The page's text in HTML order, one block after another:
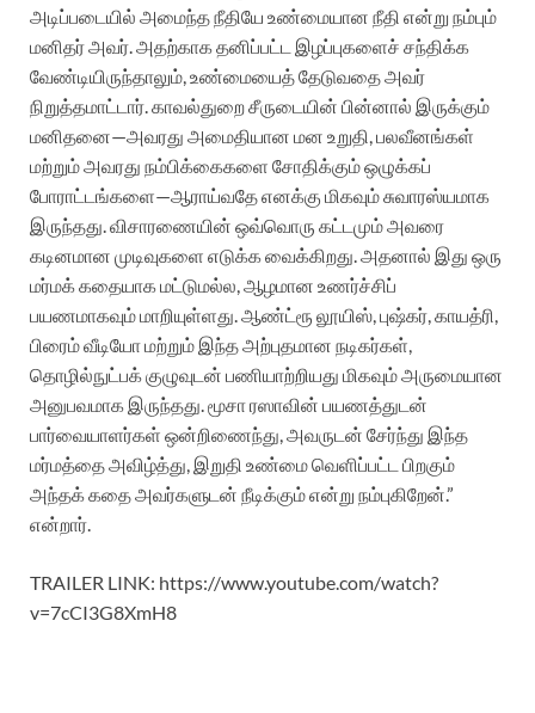
அடிப்படையில் அமைந்த நீதியே உண்மையான நீதி என்று நம்பும்
மனிதர் அவர். அதற்காக தனிப்பட்ட இழப்புகளைச் சந்திக்க
வேண்டியிருந்தாலும், உண்மையைத் தேடுவதை அவர்
நிறுத்தமாட்டார். காவல்துறை சீருடையின் பின்னால் இருக்கும்
மனிதனை—அவரது அமைதியான மன உறுதி, பலவீனங்கள்
மற்றும் அவரது நம்பிக்கைகளை சோதிக்கும் ஒழுக்கப்
போராட்டங்களை—ஆராய்வதே எனக்கு மிகவும் சுவாரஸ்யமாக
இருந்தது. விசாரணையின் ஒவ்வொரு கட்டமும் அவரை
கடினமான முடிவுகளை எடுக்க வைக்கிறது. அதனால் இது ஒரு
மர்மக் கதையாக மட்டுமல்ல, ஆழமான உணர்ச்சிப்
பயணமாகவும் மாறியுள்ளது. ஆண்ட்ரூ லூயிஸ், புஷ்கர், காயத்ரி,
பிரைம் வீடியோ மற்றும் இந்த அற்புதமான நடிகர்கள்,
தொழில்நுட்பக் குழுவுடன் பணியாற்றியது மிகவும் அருமையான
அனுபவமாக இருந்தது. மூசா ரஸாவின் பயணத்துடன்
பார்வையாளர்கள் ஒன்றிணைந்து, அவருடன் சேர்ந்து இந்த
மர்மத்தை அவிழ்த்து, இறுதி உண்மை வெளிப்பட்ட பிறகும்
அந்தக் கதை அவர்களுடன் நீடிக்கும் என்று நம்புகிறேன்.”
என்றார்.
TRAILER LINK: https://www.youtube.com/watch?
v=7cCI3G8XmH8